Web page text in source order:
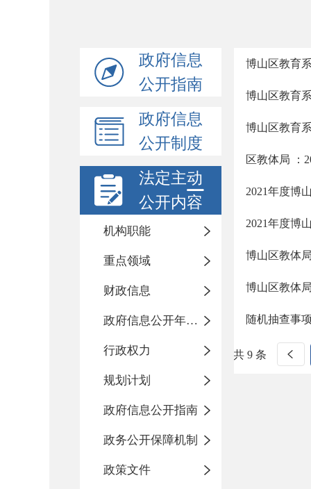
政府信息
公开指南
政府信息
公开制度
法定主动
公开内容
机构职能
重点领域
财政信息
政府信息公开年度报告
行政权力
规划计划
政府信息公开指南
政务公开保障机制
政策文件
博山区教育
博山区教育
博山区教育
区教体局 ：
2021年度博
2021年度博
博山区教体
博山区教体
随机抽查事
共 9 条